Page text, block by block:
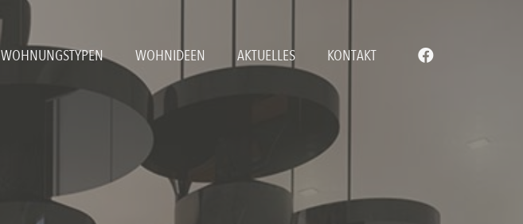
WOHNUNGSTYPEN WOHNIDEEN AKTUELLES KONTAKT